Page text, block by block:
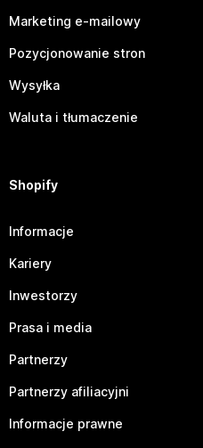
Marketing e-mailowy
Pozycjonowanie stron
Wysyłka
Waluta i tłumaczenie
Shopify
Informacje
Kariery
Inwestorzy
Prasa i media
Partnerzy
Partnerzy afiliacyjni
Informacje prawne